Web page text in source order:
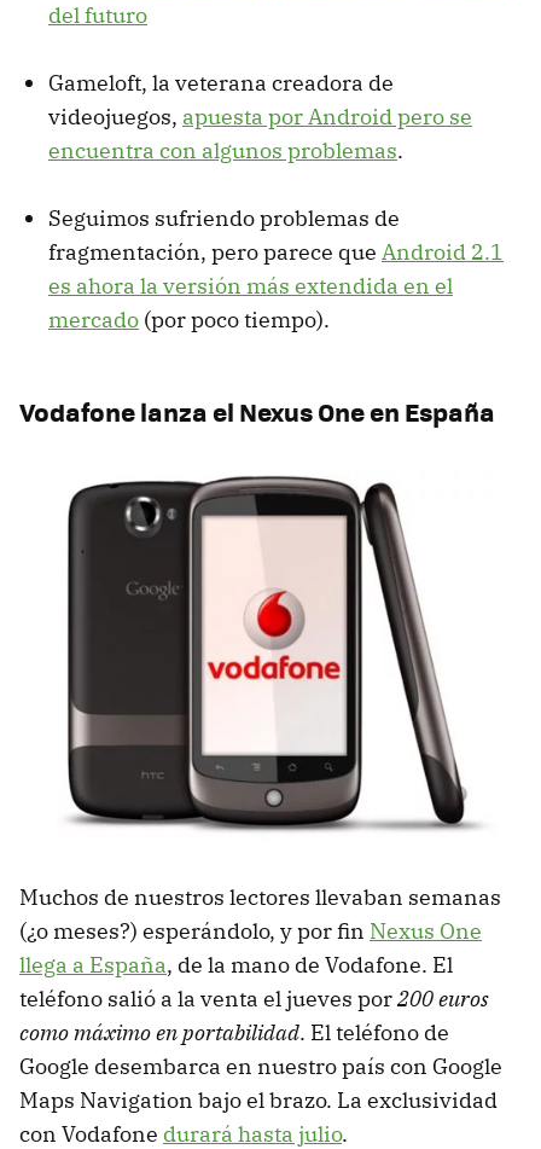
del futuro
Gameloft, la veterana creadora de
videojuegos, apuesta por Android pero se
encuentra con algunos problemas.
Seguimos sufriendo problemas de
fragmentación, pero parece que Android 2.1
es ahora la versión más extendida en el
mercado (por poco tiempo).
Vodafone lanza el Nexus One en España
Muchos de nuestros lectores llevaban semanas
(¿o meses?) esperándolo, y por fin Nexus One
llega a España, de la mano de Vodafone. El
teléfono salió a la venta el jueves por200 euros
como máximo en portabilidad. El teléfono de
Google desembarca en nuestro país con Google
Maps Navigation bajo el brazo. La exclusividad
con Vodafone durará hasta julio.